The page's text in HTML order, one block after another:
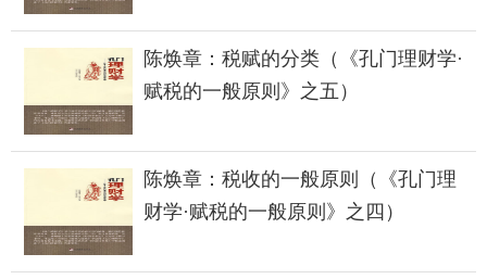
陈焕章：税赋的分类（《孔门理财学·
赋税的一般原则》之五）
陈焕章：税收的一般原则（《孔门理
财学·赋税的一般原则》之四）